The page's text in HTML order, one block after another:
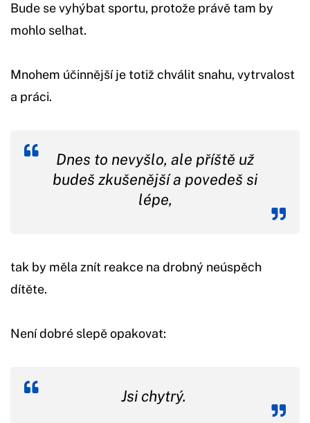
Bude se vyhýbat sportu, protože právě tam by
mohlo selhat.
Mnohem účinnější je totiž chválit snahu, vytrvalost
a práci.
Dnes to nevyšlo, ale příště už
budeš zkušenější a povedeš si
lépe,
tak by měla znít reakce na drobný neúspěch
dítěte.
Není dobré slepě opakovat:
Jsi chytrý.